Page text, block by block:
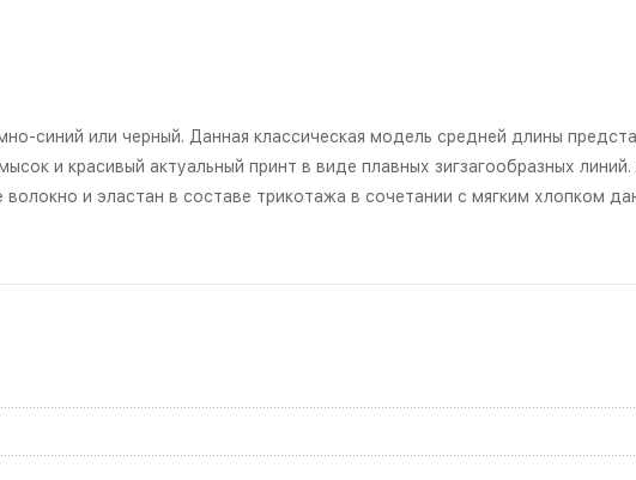
синий или черный. Данная классическая модель средней длины
и красивый актуальный принт в виде плавных зигзагообразных
и эластан в составе трикотажа в сочетании с мягким хлопком